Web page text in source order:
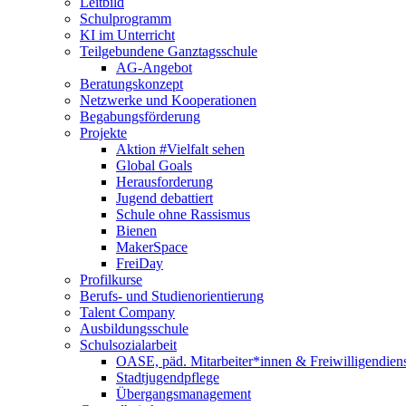
Schulprogramm
KI im Unterricht
Teilgebundene Ganztagsschule
AG-Angebot
Beratungskonzept
Netzwerke und Kooperationen
Begabungsförderung
Projekte
Aktion #Vielfalt sehen
Global Goals
Herausforderung
Jugend debattiert
Schule ohne Rassismus
Bienen
MakerSpace
FreiDay
Profilkurse
Berufs- und Studienorientierung
Talent Company
Ausbildungsschule
Schulsozialarbeit
OASE, päd. Mitarbeiter*innen &
Stadtjugendpflege
Übergangsmanagement